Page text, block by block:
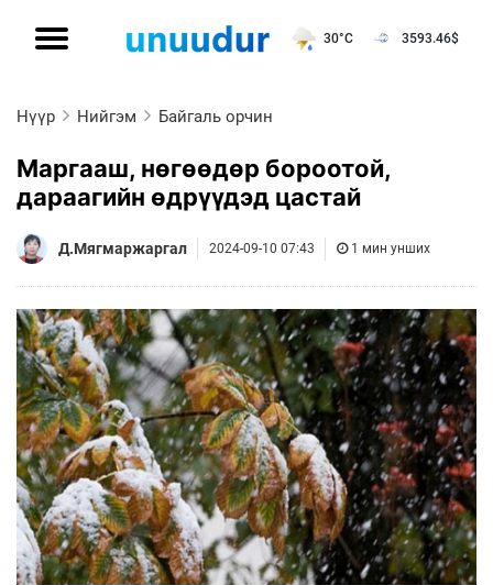
30°C 3593.46$
Нүүр Нийгэм Байгаль орчин
Маргааш, нөгөөдөр бороотой,
дараагийн өдрүүдэд цастай
Д.Мягмаржаргал 2024-09-10 07:43 1 мин унших